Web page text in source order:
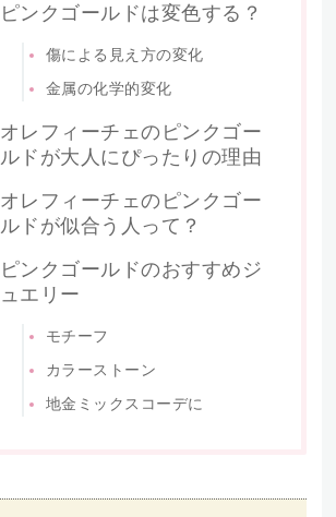
ピンクゴールドは変色する？
傷による見え方の変化
金属の化学的変化
オレフィーチェのピンクゴー
ルドが大人にぴったりの理由
オレフィーチェのピンクゴー
ルドが似合う人って？
ピンクゴールドのおすすめジ
ュエリー
モチーフ
カラーストーン
地金ミックスコーデに